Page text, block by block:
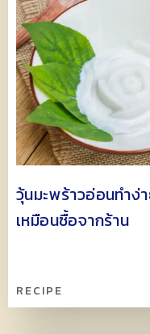
วุ้นมะพร้าวอ่อนทำง่
เหมือนซื้อจากร้าน
RECIPE